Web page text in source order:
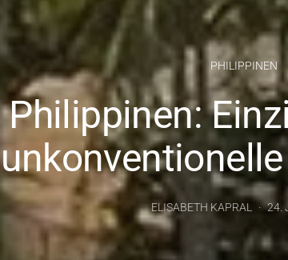
PHILIPPINEN
Philippinen:
ELISABETH KAPRAL 24.